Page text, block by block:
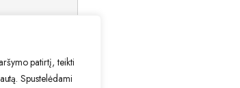
patirtį, teikti
Spustelėdami